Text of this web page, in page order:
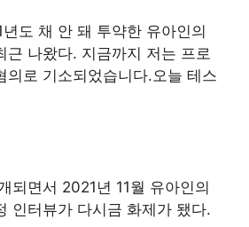
도 채 안 돼 투약한 유아인의
근 나왔다. 지금까지 저는 프로
의로 기소되었습니다.오늘 테스
되면서 2021년 11월 유아인의
인터뷰가 다시금 화제가 됐다.